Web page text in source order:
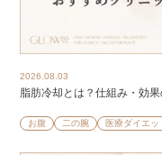
2026.08.03
脂肪冷却とは？仕組み・効
お腹 二の腕 医療ダイエッ